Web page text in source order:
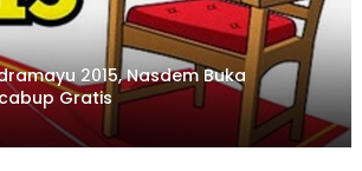
2015, Nasdem Buka
Gratis